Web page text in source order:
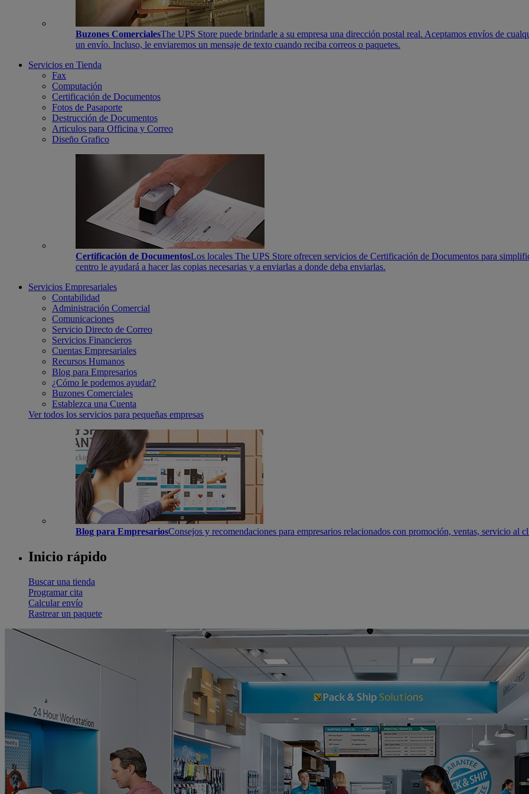
Buzones ComercialesThe UPS Store puede brindarle a su empresa una dirección postal real. Aceptamos envíos de
un envío. Incluso, le enviaremos un mensaje de texto cuando reciba correos o paquetes.
Servicios en Tienda
Fax
Computación
Certificación de Documentos
Fotos de Pasaporte
Destrucción de Documentos
Articulos para Officina y Correo
Diseño Grafico
Certificación de DocumentosLos locales The UPS Store ofrecen servicios de Certificación de Documentos para
centro le ayudará a hacer las copias necesarias y a enviarlas a donde deba enviarlas.
Servicios Empresariales
Contabilidad
Administración Comercial
Comunicaciones
Servicio Directo de Correo
Servicios Financieros
Cuentas Empresariales
Recursos Humanos
Blog para Empresarios
¿Cómo le podemos ayudar?
Buzones Comerciales
Establezca una Cuenta
Ver todos los servicios para pequeñas empresas
Blog para EmpresariosConsejos y recomendaciones para empresarios relacionados con promoción, ventas, servicio al
Inicio rápido
Buscar una tienda
Programar cita
Calcular envío
Rastrear un paquete